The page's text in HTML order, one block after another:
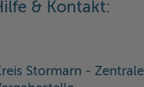
& Kontakt:
Stormarn - Zentrale